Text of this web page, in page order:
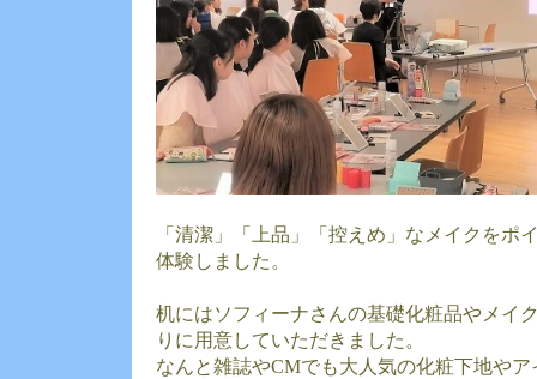
「清潔」「上品」「控えめ」なメイクをポ
体験しました。
机にはソフィーナさんの基礎化粧品やメイ
りに用意していただきました。
なんと雑誌やCMでも大人気の化粧下地や